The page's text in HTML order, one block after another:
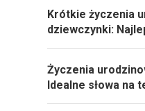
Krótkie życzenia
dziewczynki:
Życzenia
Idealne słowa na